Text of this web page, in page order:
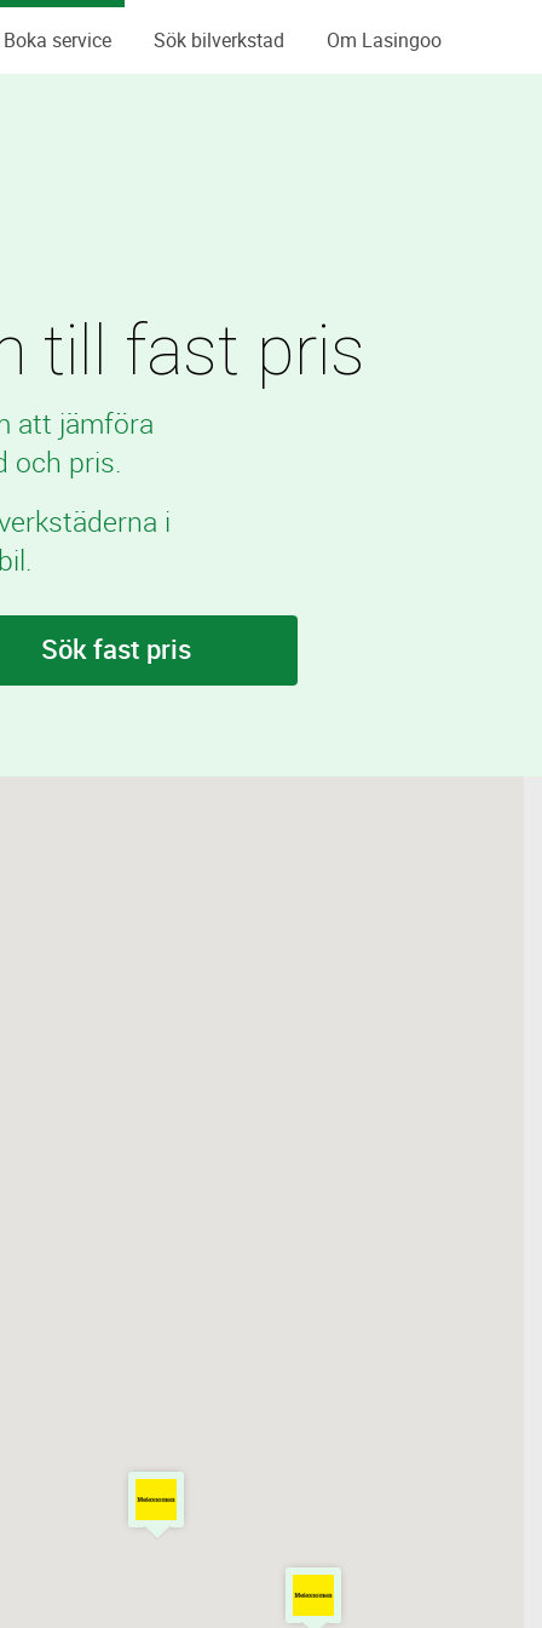
Boka service Sök bilverkstad Om Lasingoo
till fast pris
att jämföra
och pris.
i
Sök fast pris